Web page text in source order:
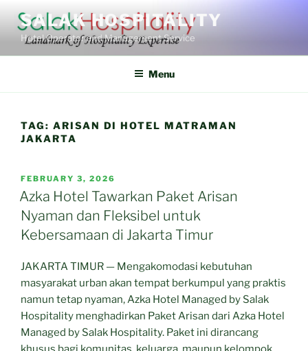
content
SALAK HOSPITALITY
Hotel Operator and Management Service
Menu
TAG: ARISAN DI HOTEL MATRAMAN
JAKARTA
POSTED
ON
FEBRUARY 3, 2026
Azka Hotel Tawarkan Paket Arisan
Nyaman dan Fleksibel untuk
Kebersamaan di Jakarta Timur
JAKARTA TIMUR — Mengakomodasi kebutuhan
masyarakat urban akan tempat berkumpul yang praktis
namun tetap nyaman, Azka Hotel Managed by Salak
Hospitality menghadirkan Paket Arisan dari Azka Hotel
Managed by Salak Hospitality. Paket ini dirancang